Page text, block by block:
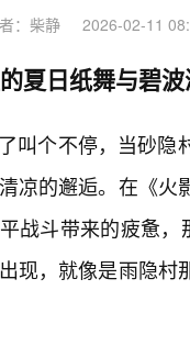
：柴静 2026-02-11
夏日纸舞与碧
叫个不停，当砂
凉的邂逅。在《
战斗带来的疲惫
现，就像是雨隐